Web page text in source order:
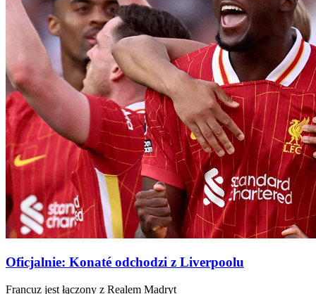
Oficjalnie: Konaté odchodzi z Liverpoolu
Francuz jest łączony z Realem Madryt